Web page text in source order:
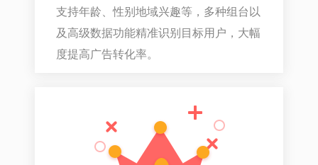
支持年龄、性别地域兴趣等，多种组台以
及高级数据功能精准识别目标用户，大幅
度提高广告转化率。